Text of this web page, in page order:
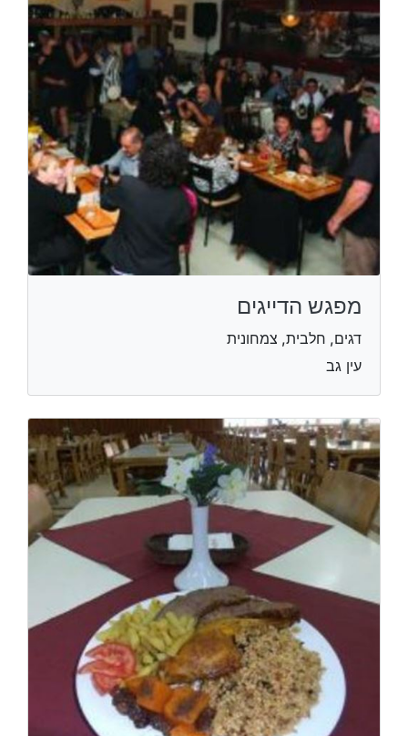
מפגש הדייגים
דגים, חלבית, צמחונית
עין גב